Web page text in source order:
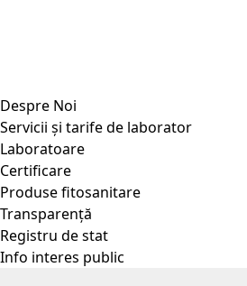
Despre Noi
Servicii și tarife de laborator
Laboratoare
Certificare
Produse fitosanitare
Transparență
Registru de stat
Info interes public